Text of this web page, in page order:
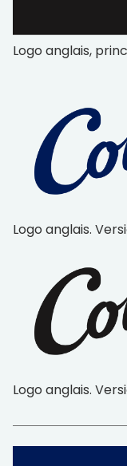
Logo anglais,
Logo anglais.
Logo anglais.